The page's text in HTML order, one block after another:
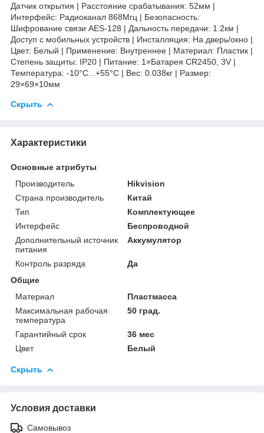
Датчик открытия | Расстояние срабатывания: 52мм |
Интерфейс: Радиоканал 868Мгц | Безопасность:
Шифрование связи AES-128 | Дальность передачи: 1.2км |
Доступ с мобильных устройств | Инсталляция: На дверь/окно |
Цвет: Белый | Применение: Внутреннее | Материал: Пластик |
Степень защиты: IP20 | Питание: 1×Батарея CR2450, 3V |
Температура: -10°C...+55°C | Вес: 0.038кг | Размер:
29×69×10мм
Скрыть
Характеристики
Основные атрибуты
Производитель
Hikvision
Страна производитель
Китай
Тип
Комплектующее
Интерфейс
Беспроводной
Дополнительный источник
питания
Аккумулятор
Контроль разряда
Да
Общие
Материал
Пластмасса
Максимальная рабочая
температура
50 град.
Гарантийный срок
36 мес
Цвет
Белый
Скрыть
Условия доставки
Самовывоз